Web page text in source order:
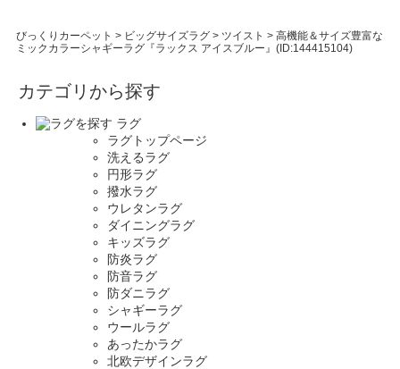
びっくりカーペット > ビッグサイズラグ> ツイスト > 高機能＆サイズ豊富な
ミックカラーシャギーラグ『ラックス アイスブルー』(ID:144415104)
カテゴリから探す
ラグ
ラグトップページ
洗えるラグ
円形ラグ
撥水ラグ
ウレタンラグ
ダイニングラグ
キッズラグ
防炎ラグ
防音ラグ
防ダニラグ
シャギーラグ
ウールラグ
あったかラグ
北欧デザインラグ